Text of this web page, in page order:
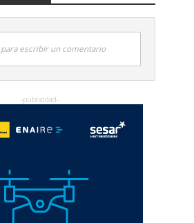
para escribir un comentario